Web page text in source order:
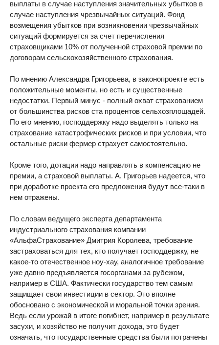
выплаты в случае наступления значительных убытков в
случае наступления чрезвычайных ситуаций. Фонд
возмещения убытков при возникновении чрезвычайных
ситуаций формируется за счет перечисления
страховщиками 10% от полученной страховой премии по
договорам сельскохозяйственного страхования.
По мнению Александра Григорьева, в законопроекте есть
положительные моменты, но есть и существенные
недостатки. Первый минус - полный охват страхованием
от большинства рисков ста процентов сельхозплощадей.
По его мнению, господдержку надо выделять только на
страхование катастрофических рисков и при условии, что
остальные риски фермер страхует самостоятельно.
Кроме того, дотации надо направлять в компенсацию не
премии, а страховой выплаты. А. Григорьев надеется, что
при доработке проекта его предложения будут все-таки в
нем отражены.
По словам ведущего эксперта департамента
индустриального страхования компании
«АльфаСтрахование» Дмитрия Королева, требование
застраховаться для тех, кто получает господдержку, не
какое-то отечественное ноу-хау, аналогичное требование
уже давно предъявляется госорганами за рубежом,
например в США. Фактически государство тем самым
защищает свои инвестиции в сектор. Это вполне
обосновано с экономической и моральной точки зрения.
Ведь если урожай в итоге погибнет, например в результате
засухи, и хозяйство не получит дохода, это будет
означать, что государственные средства были потрачены